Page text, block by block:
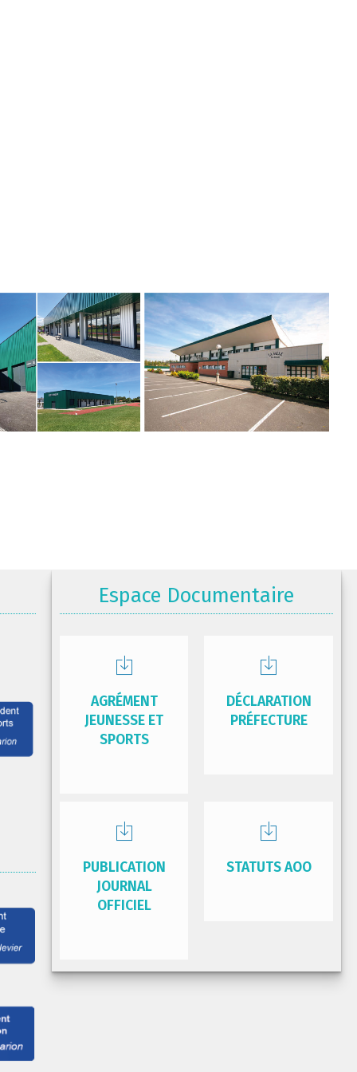
Espace Documentaire
AGRÉMENT
JEUNESSE ET
SPORTS
DÉCLARATION
PRÉFECTURE
PUBLICATION
JOURNAL
OFFICIEL
STATUTS AOO